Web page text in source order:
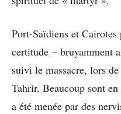
Port-Saïdiens et
certitude − bruyamment
suivi le massacre, lors
Tahrir. Beaucoup sont
a été menée par des